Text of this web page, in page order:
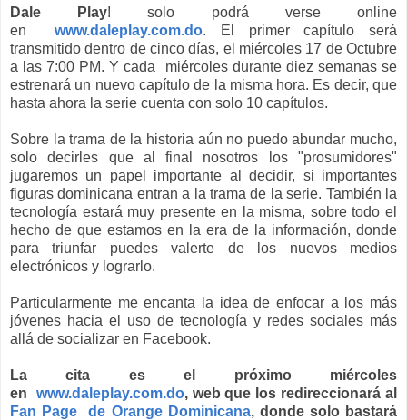
Dale Play! solo podrá verse online
enwww.daleplay.com.do. El primer capítulo será
transmitido dentro de cinco días, el miércoles 17 de Octubre
a las 7:00 PM. Y cada miércoles durante diez semanas se
estrenará un nuevo capítulo de la misma hora. Es decir, que
hasta ahora la serie cuenta con solo 10 capítulos.
Sobre la trama de la historia aún no puedo abundar mucho,
solo decirles que al final nosotros los "prosumidores"
jugaremos un papel importante al decidir, si importantes
figuras dominicana entran a la trama de la serie. También la
tecnología estará muy presente en la misma, sobre todo el
hecho de que estamos en la era de la información, donde
para triunfar puedes valerte de los nuevos medios
electrónicos y lograrlo.
Particularmente me encanta la idea de enfocar a los más
jóvenes hacia el uso de tecnología y redes sociales más
allá de socializar en Facebook.
La cita es el próximo miércoles
en www.daleplay.com.do, web que los redireccionará al
Fan Page de Orange Dominicana, donde solo bastará